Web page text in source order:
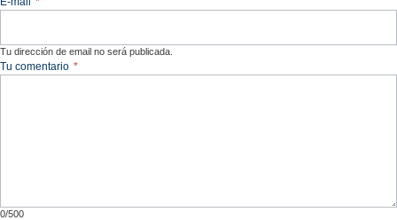
Tu dirección de email no será publicada.
Tu comentario *
0/500